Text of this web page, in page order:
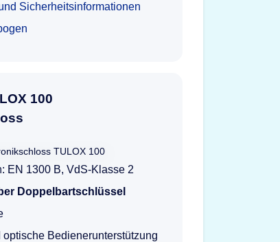
Sicherheitsinformationen
100
EN 1300 B, VdS-Klasse 2
Doppelbartschlüssel
Bedienerunterstützung